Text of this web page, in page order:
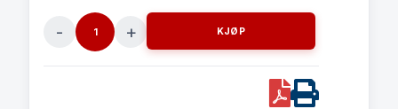
Kebab
KJØP
PDFPrint